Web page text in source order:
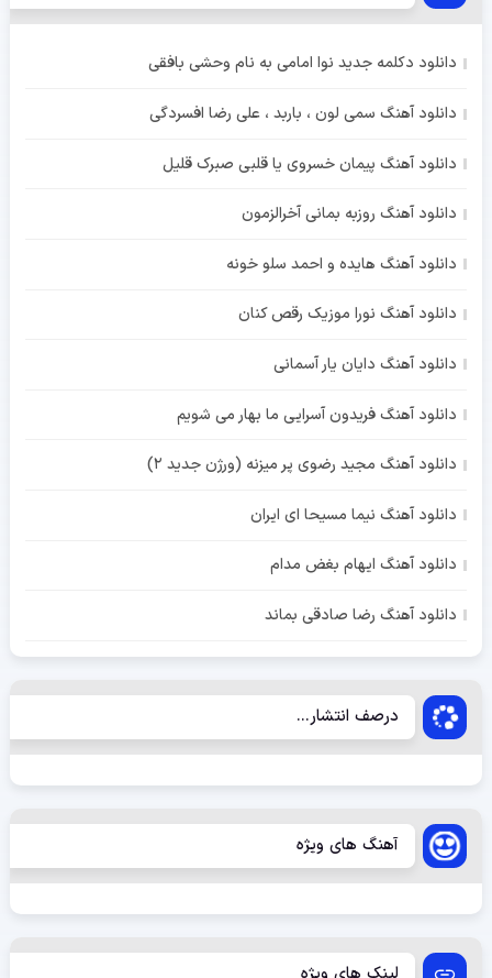
دانلود دکلمه جدید نوا امامی به نام وحشی بافقی
دانلود آهنگ سمی لون ، باربد ، علی رضا افسردگی
دانلود آهنگ پیمان خسروی یا قلبی صبرک قلیل
دانلود آهنگ روزبه بمانی آخرالزمون
دانلود آهنگ هایده و احمد سلو خونه
دانلود آهنگ نورا موزیک رقص کنان
دانلود آهنگ دایان یار آسمانی
دانلود آهنگ فریدون آسرایی ما بهار می شویم
دانلود آهنگ مجید رضوی پر میزنه (ورژن جدید 2)
دانلود آهنگ نیما مسیحا ای ایران
دانلود آهنگ ایهام بغض مدام
دانلود آهنگ رضا صادقی بماند
درصف انتشار...
آهنگ های ویژه